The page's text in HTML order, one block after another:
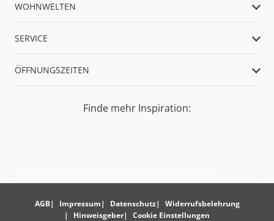
WOHNWELTEN
SERVICE
ÖFFNUNGSZEITEN
Finde mehr Inspiration:
AGB Impressum Datenschutz
Widerrufsbelehrung
Hinweisgeber
Cookie Einstellungen